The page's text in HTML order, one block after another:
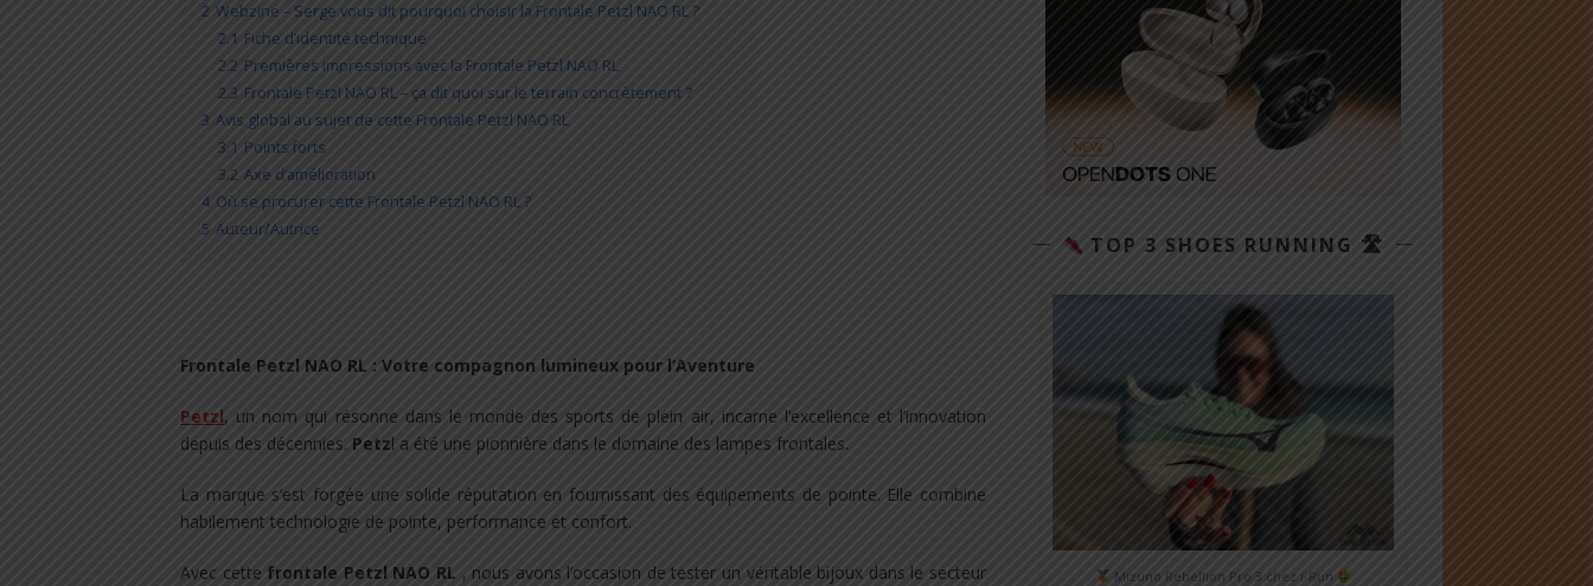
2 Webzine – Serge vous dit pourquoi choisir la Frontale Petzl NAO RL ?
2.1 Fiche d’identité technique
2.2 Premières impressions avec la Frontale Petzl NAO RL
2.3 Frontale Petzl NAO RL – ça dit quoi sur le terrain concrètement ?
3 Avis global au sujet de cette Frontale Petzl NAO RL
3.1 Points forts
3.2 Axe d’amélioration
4 Où se procurer cette Frontale Petzl NAO RL ?
5 Auteur/Autrice
Frontale Petzl NAO RL : Votre compagnon lumineux pour l’Aventure
Petzl, un nom qui résonne dans le monde des sports de plein air, incarne l’excellence et l’innovation
depuis des décennies. Petzl a été une pionnière dans le domaine des lampes frontales.
La marque s’est forgée une solide réputation en fournissant des équipements de pointe. Elle combine
habilement technologie de pointe, performance et confort.
Avec cette frontale Petzl NAO RL , nous avons l’occasion de tester un véritable bijoux dans le secteur
TOP 3 SHOES RUNNING 🛣
Mizuno Rebellion Pro 3 chez i-Run